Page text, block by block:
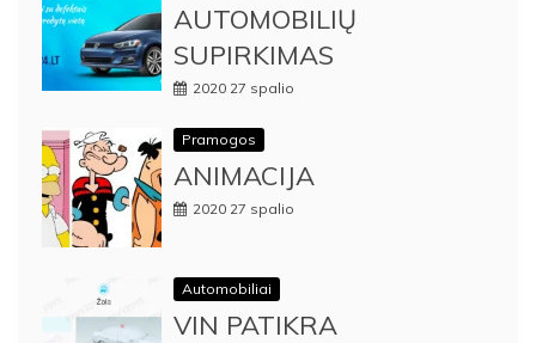
AUTOMOBILIŲ
SUPIRKIMAS
2020 27 spalio
Pramogos
ANIMACIJA
2020 27 spalio
Automobiliai
VIN PATIKRA